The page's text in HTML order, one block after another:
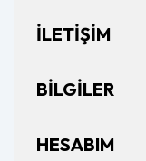
İLETIŞIM
BILGILER
HESABIM